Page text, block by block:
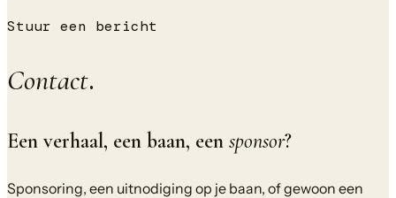
Stuur een bericht
Contact.
Een verhaal, een baan, een sponsor?
Sponsoring, een uitnodiging op je baan, of gewoon een